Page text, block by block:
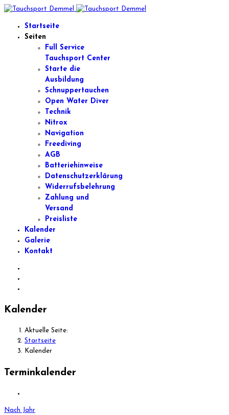
Startseite
Seiten
Full Service
Tauchsport Center
Starte die
Ausbildung
Schnuppertauchen
Open Water Diver
Technik
Nitrox
Navigation
Freediving
AGB
Batteriehinweise
Datenschutzerklärung
Widerrufsbelehrung
Zahlung und
Versand
Preisliste
Kalender
Galerie
Kontakt
Kalender
Aktuelle Seite:
Startseite
Kalender
Terminkalender
Nach Jahr